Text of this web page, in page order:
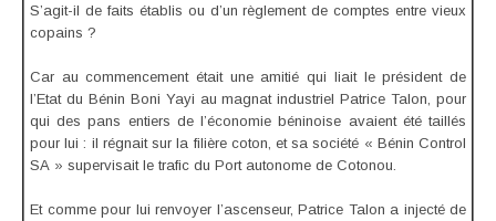
S’agit-il de faits établis ou d’un règlement de comptes entre vieux
copains ?
Car au commencement était une amitié qui liait le président de
l’Etat du Bénin Boni Yayi au magnat industriel Patrice Talon, pour
qui des pans entiers de l’économie béninoise avaient été taillés
pour lui : il régnait sur la filière coton, et sa société « Bénin Control
SA » supervisait le trafic du Port autonome de Cotonou.
Et comme pour lui renvoyer l’ascenseur, Patrice Talon a injecté de